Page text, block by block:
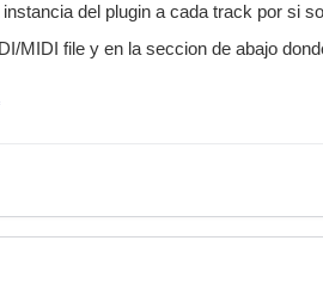
del plugin a cada track por si
MIDI file y en la seccion de abajo